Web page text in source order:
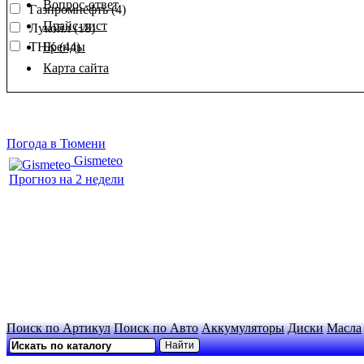
Газпромнефть (4)
Лукойл (18)
ТНК (44)
Вопрос-ответ
Прайс-лист
Бренды
Карта сайта
Погода в Тюмени
Gismeteo
Прогноз на 2 недели
Поиск по Артикул Поиск по Авто Аккумуляторы Диски Масла